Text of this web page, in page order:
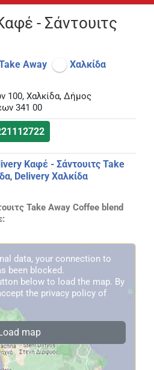
- Σάντουιτς
Away Χαλκίδα
100, Χαλκίδα, Δήμος
341 00
Καφέ - Σάντουιτς Take
, Delivery Χαλκίδα
Take Away Coffee blend
data, your connection to
been blocked.
below to load the map. By
the privacy policy of
map